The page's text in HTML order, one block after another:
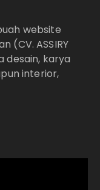
website
(CV. ASSIRY
desain, karya
interior,